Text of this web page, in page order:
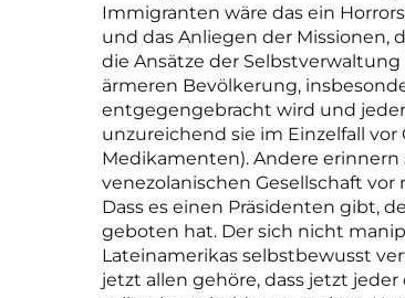
Immigranten wäre das ein
und das Anliegen der Missionen,
die Ansätze der
ärmeren Bevölkerung,
entgegengebracht wird und
unzureichend sie im Einzelfall vor
Medikamenten). Andere erinnern
venezolanischen Gesellschaft
Dass es einen Präsidenten gibt,
geboten hat. Der sich nicht
Lateinamerikas selbstbewusst
jetzt allen gehöre, dass jetzt